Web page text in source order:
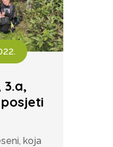
3.a,
koja